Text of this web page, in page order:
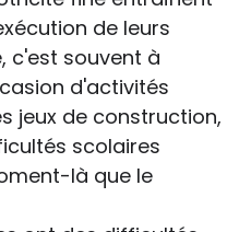
de leurs
c'est souvent à
d'activités
jeux de construction,
scolaires
là que le